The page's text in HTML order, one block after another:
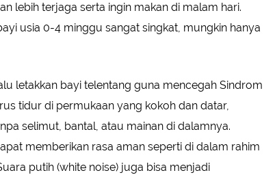
lebih terjaga serta ingin makan di malam hari.
usia 0-4 minggu sangat singkat, mungkin hanya
letakkan bayi telentang guna mencegah Sindrom
tidur di permukaan yang kokoh dan datar,
selimut, bantal, atau mainan di dalamnya.
memberikan rasa aman seperti di dalam rahim
putih (white noise) juga bisa menjadi